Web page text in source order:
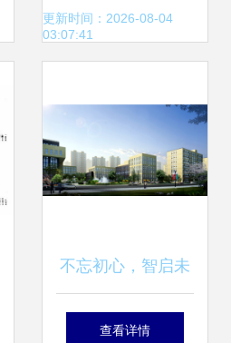
术能力证明材料 计
更新时间：2026-08-04
03:07:41
不忘初心，智启未
来——五甲万京信
查看详情